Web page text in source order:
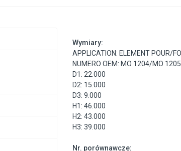
Wymiary:
APPLICATION: ELEMENT POUR/
NUMERO OEM: MO 1204/MO
D1: 22.000
D2: 15.000
D3: 9.000
H1: 46.000
H2: 43.000
H3: 39.000
Nr. porównawcze: